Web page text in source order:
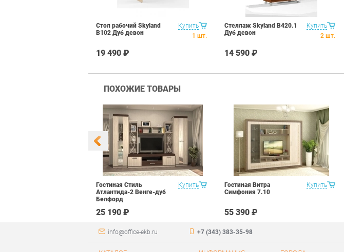
Купить
Стол рабочий Skyland
В102 Дуб девон
19 490 ₽
1 шт.
Купить
Стеллаж Skyland В420.1
Дуб девон
14 590 ₽
2 шт.
ПОХОЖИЕ ТОВАРЫ
Купить
Гостиная Стиль
Атлантида-2 Венге-дуб
Белфорд
25 190 ₽
Купить
Гостиная Витра
Симфония 7.10
55 390 ₽
info@office-ekb.ru +7 (343) 383-35-98